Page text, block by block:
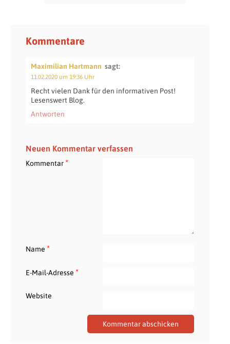
Kommentare
Maximilian Hartmann sagt:
11.02.2020 um 19:36 Uhr
Recht vielen Dank für den informativen Post!
Lesenswert Blog.
Antworten
Neuen Kommentar verfassen
Kommentar*
Name *
E-Mail-Adresse *
Website